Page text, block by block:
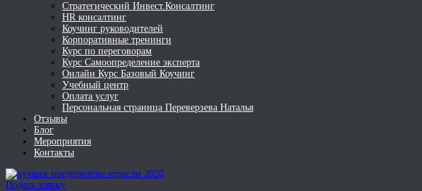
Стратегический Инвест.Консалтинг
HR консалтинг
Коучинг руководителей
Корпоративные тренинги
Курс по переговорам
Курс Самоопределение эксперта
Онлайн Курс Базовый Коучинг
Учебный центр
Оплата услуг
Персональная страница Переверзева Наталья
Отзывы
Блог
Мероприятия
Контакты
Подать заявку